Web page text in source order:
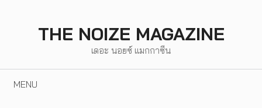
THE NOIZE MAGAZINE
เดอะ นอยซ์ แมกกาซีน
MENU